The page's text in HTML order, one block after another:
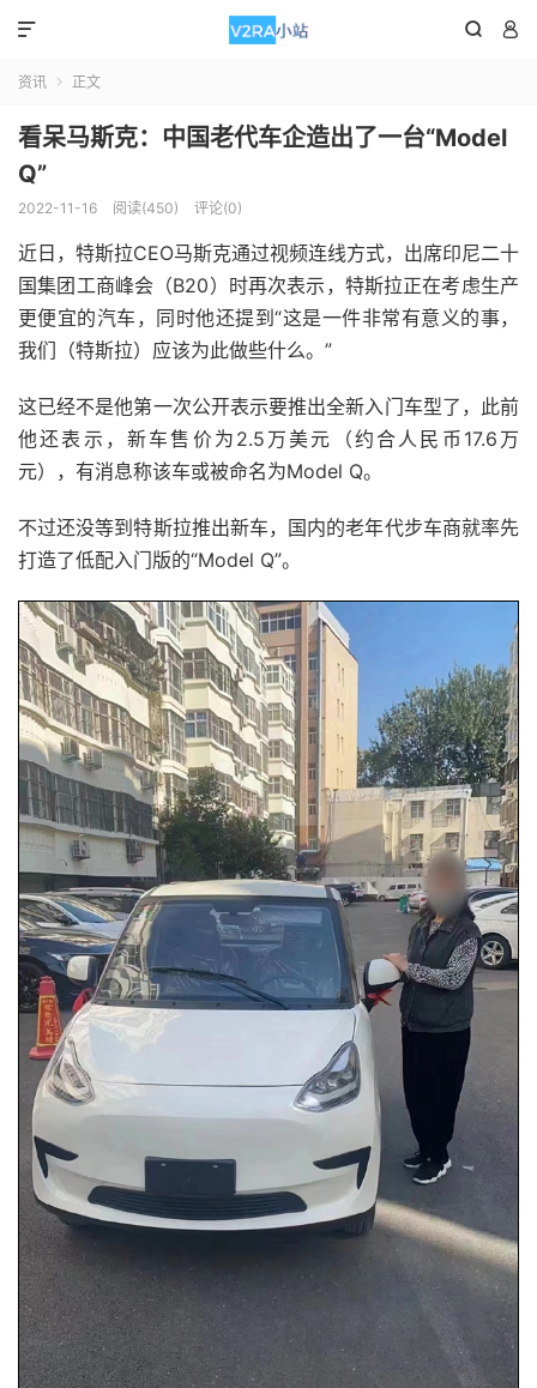
 

资讯  正文
看呆马斯克：中国老代车企造出了一台“Model
Q”
2022-11-16 阅读(450) 评论(0)
近日，特斯拉CEO马斯克通过视频连线方式，出席印尼二十
国集团工商峰会（B20）时再次表示，特斯拉正在考虑生产
更便宜的汽车，同时他还提到“这是一件非常有意义的事，
我们（特斯拉）应该为此做些什么。”
这已经不是他第一次公开表示要推出全新入门车型了，此前
他还表示，新车售价为2.5万美元（约合人民币17.6万
元），有消息称该车或被命名为Model Q。
不过还没等到特斯拉推出新车，国内的老年代步车商就率先
打造了低配入门版的“Model Q”。